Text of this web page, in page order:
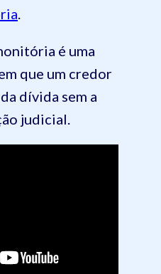
é uma
que um credor
dívida sem a
judicial.